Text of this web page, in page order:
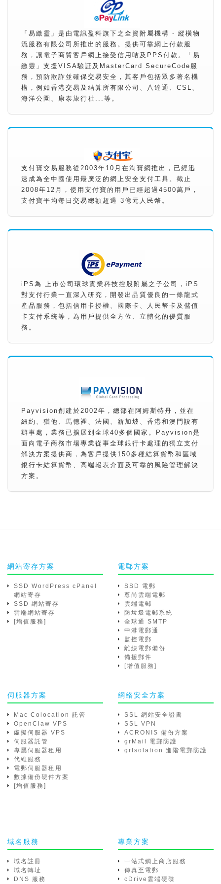
「易繳靈」是由電訊盈科旗下之全資附屬機構 - 縱橫物
流服務有限公司所推出的服務。提供可靠網上付款服
務，讓電子商貿客戶網上接受信用咭及PPS付款。「易
繳靈」支援VISA驗証及MasterCard SecureCode服
務，預防欺詐並確保交易安全，其客戶包括眾多著名機
構，例如香港交易及結算所有限公司、八達通、CSL、
海洋公園、康泰旅行社...等。
支付寶交易服務從2003年10月在淘寶網推出，已經迅
速成為全中國使用最廣泛的網上安全支付工具。截止
2008年12月，使用支付寶的用戶已經超過4500萬戶，
支付寶平均每日交易總額超過 3億元人民幣。
iPS為 上市公司環球實業科技控股附屬之子公司，iPS
對支付行業一直深入研究，開發出品質優良的一條龍式
產品服務，包括信用卡授權、國際卡、人民幣卡及儲值
卡支付系統等，為用戶提供全方位、立體化的優質服
務。
Payvision創建於2002年，總部在阿姆斯特丹，並在
紐約、猶他、馬德裡、法國、新加坡、香港和澳門設有
辦事處，業務已擴展到全球40多個國家。Payvision是
面向電子商務市場專業從事全球銀行卡處理的獨立支付
解決方案提供商，為客戶提供150多種結算貨幣和區域
銀行卡結算貨幣、高端報表介面及可靠的風險管理解決
方案。
網站寄存方案
SSD WordPress cPanel
網站寄存
SSD 網站寄存
雲端網站寄存
[增值服務]
電郵方案
SSD 電郵
尊尚雲端電郵
雲端電郵
防垃圾電郵系統
全球通 SMTP
中港電郵通
監控電郵
離線電郵備份
備援郵件
[增值服務]
伺服器方案
Mac Colocation 託管
OpenClaw VPS
虛擬伺服器 VPS
伺服器託管
專屬伺服器租用
代維服務
電郵伺服器租用
數據備份硬件方案
[增值服務]
網絡安全方案
SSL 網站安全證書
SSL VPN
ACRONIS 備份方案
grMail 電郵防護
grIsolation 進階電郵防護
域名服務
域名註冊
域名轉址
DNS 服務
專業方案
一站式網上商店服務
傳真至電郵
cDrive雲端硬碟